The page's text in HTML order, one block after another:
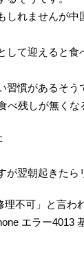
しれませんが
して迎えると
習慣があるそう
べ残しが無く
翌朝起きたら
不可」と言わ
エラー4013